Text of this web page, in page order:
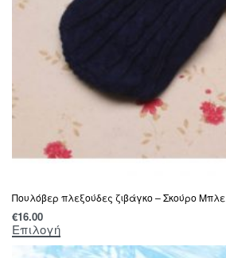
Πουλόβερ πλεξούδες ζιβάγκο – Σκούρο Μπλε
€16.00
Επιλογή